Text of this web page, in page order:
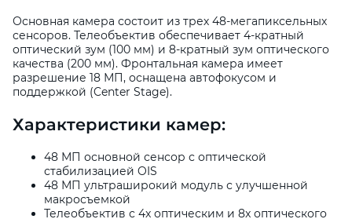
Основная камера состоит из трех 48-мегапиксельных
сенсоров. Телеобъектив обеспечивает 4-кратный
оптический зум (100 мм) и 8-кратный зум оптического
качества (200 мм). Фронтальная камера имеет
разрешение 18 МП, оснащена автофокусом и
поддержкой (Center Stage).
Характеристики камер:
48 МП основной сенсор с оптической
стабилизацией OIS
48 МП ультраширокий модуль с улучшенной
макросъемкой
Телеобъектив с 4x оптическим и 8x оптического